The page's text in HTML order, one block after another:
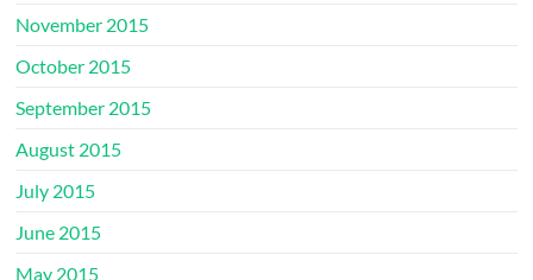
November 2015
October 2015
September 2015
August 2015
July 2015
June 2015
May 2015